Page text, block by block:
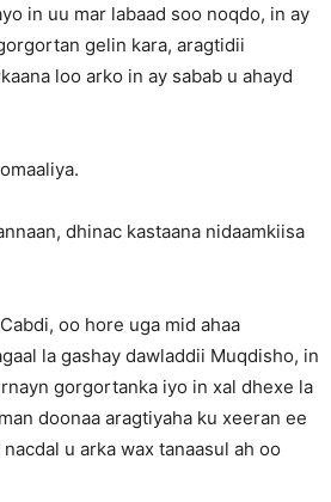
in uu mar labaad soo noqdo, in ay
gelin kara, aragtidii
loo arko in ay sabab u ahayd
dhinac kastaana nidaamkiisa
oo hore uga mid ahaa
la gashay dawladdii Muqdisho, in
gorgortanka iyo in xal dhexe la
doonaa aragtiyaha ku xeeran ee
u arka wax tanaasul ah oo